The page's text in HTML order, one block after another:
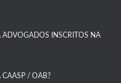
ADVOGADOS INSCRITOS NA
CAASP / OAB?​